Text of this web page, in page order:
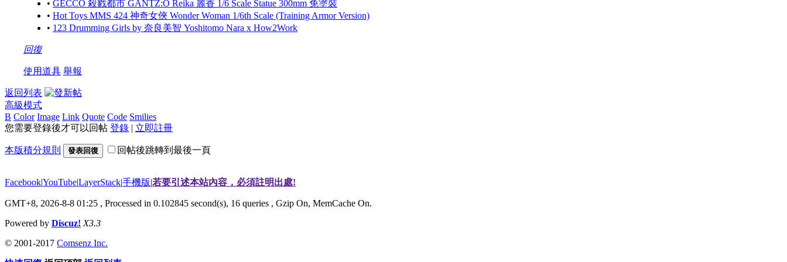
• GECCO 殺戮都市 GANTZ:O Reika 麗香 1/6 Scale Statue 300mm 免塗裝
• Hot Toys MMS 424 神奇女俠 Wonder Woman 1/6th Scale (Training Armor Version)
• 123 Drumming Girls by 奈良美智 Yoshitomo Nara x How2Work
回復
使用道具 舉報
返回列表
高級模式
B Color Image Link Quote Code Smilies
您需要登錄後才可以回帖 登錄 | 立即註冊
本版積分規則 發表回復 回帖後跳轉到最後一頁
Facebook|YouTube|LayerStack|手機版|若要引述本站內容，必須註明出處!
GMT+8, 2026-8-8 01:25 , Processed in 0.102845 second(s), 16 queries , Gzip On, MemCache On.
Powered by Discuz! X3.3
© 2001-2017 Comsenz Inc.